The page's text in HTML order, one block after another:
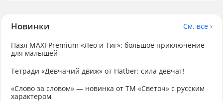
Новинки
См. все ›
Пазл MAXI Premium «Лео и Тиг»: большое приключение
для малышей
Тетради «Девчачий движ» от Hatber: сила девчат!
«Слово за словом» — новинка от ТМ «Светоч» с русским
характером